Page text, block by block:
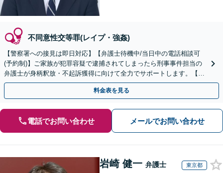
不同意性交等罪(レイプ・強姦)
【警察署への接見は即日対応】【弁護士待機中/当日中の電話相談可
(予約制)】ご家族が犯罪容疑で逮捕されてしまったら刑事事件担当の
弁護士が身柄釈放・不起訴獲得に向けて全力でサポートします。【毎
月100名以上の相談実績】【北陸・甲信越エリア対応】
料金表を見る
電話でお問い合わせ メールでお問い合わせ
岩崎 健一 弁護士 東京都